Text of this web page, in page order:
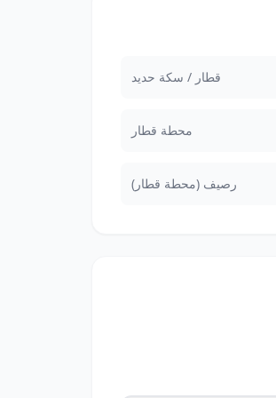
قطار / سكة حديد
محطة قطار
رصيف (محطة قطار)